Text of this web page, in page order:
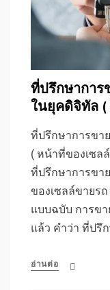
ที่ปรึกษาการ
ในยุคดิจิทัล (
ที่ปรึกษาการขา
( หน้าที่ของเซล
ที่ปรึกษาการขา
ของเซลล์ขายร
แบบฉบับ การข
แล้ว คำว่า ที่ปรึ
อ่านต่อ